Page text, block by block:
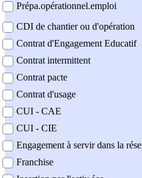
Prépa.opérationnel.emploi
CDI de chantier ou d'opération
Contrat d'Engagement Educatif
Contrat intermittent
Contrat pacte
Contrat d'usage
CUI - CAE
CUI - CIE
Engagement à servir dans la
Franchise